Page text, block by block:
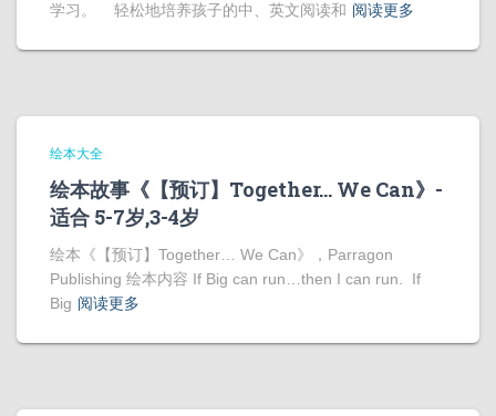
学习。 轻松地培养孩子的中、英文阅读和 阅读更多
绘本大全
绘本故事《【预订】Together… We Can》-
适合 5-7岁,3-4岁
绘本《【预订】Together… We Can》，Parragon
Publishing 绘本内容 If Big can run…then I can run. If
Big 阅读更多